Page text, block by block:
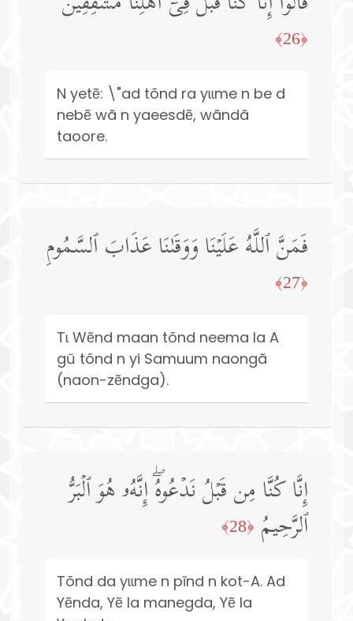
﴿26﴾
N yetẽ: \"ad tõnd ra yɩɩme n be d
nebẽ wã n yaeesdẽ, wãndã
taoore.
فَمَنَّ ٱللَّهُ عَلَیۡنَا وَوَقَىٰنَا عَذَابَ ٱلسَّمُومِ
﴿27﴾
Tɩ Wẽnd maan tõnd neema la A
gũ tõnd n yi Samuum naongã
(naon-zẽndga).
إِنَّا كُنَّا مِن قَبۡلُ نَدۡعُوهُۖ إِنَّهُۥ هُوَ ٱلۡبَرُّ
ٱلرَّحِیمُ ﴿28﴾
Tõnd da yɩɩme n pĩnd n kot-A. Ad
Yẽnda, Yẽ la manegda, Yẽ la